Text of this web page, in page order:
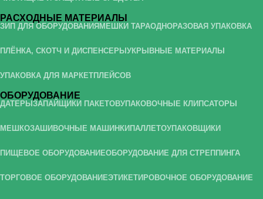
РАСХОДНЫЕ МАТЕРИАЛЫ
ЗИП ДЛЯ ОБОРУДОВАНИЯ МЕШКИ ТАРАОДНОРАЗОВАЯ УПАКОВКА
ПЛЁНКА, СКОТЧ И ДИСПЕНСЕРЫ УКРЫВНЫЕ МАТЕРИАЛЫ
УПАКОВКА ДЛЯ МАРКЕТПЛЕЙСОВ
ОБОРУДОВАНИЕ
ДАТЕРЫ ЗАПАЙЩИКИ ПАКЕТОВУПАКОВОЧНЫЕ КЛИПСАТОРЫ
МЕШКОЗАШИВОЧНЫЕ МАШИНКИ ПАЛЛЕТОУПАКОВЩИКИ
ПИЩЕВОЕ ОБОРУДОВАНИЕОБОРУДОВАНИЕ ДЛЯ СТРЕППИНГА
ТОРГОВОЕ ОБОРУДОВАНИЕЭТИКЕТИРОВОЧНОЕ ОБОРУДОВАНИЕ